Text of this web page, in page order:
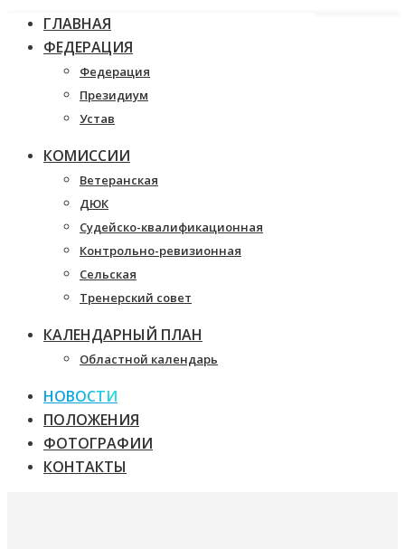
ГЛАВНАЯ
ФЕДЕРАЦИЯ
Федерация
Президиум
Устав
КОМИССИИ
Ветеранская
ДЮК
Судейско-квалификационная
Контрольно-ревизионная
Сельская
Тренерский совет
КАЛЕНДАРНЫЙ ПЛАН
Областной календарь
НОВОСТИ
ПОЛОЖЕНИЯ
ФОТОГРАФИИ
КОНТАКТЫ